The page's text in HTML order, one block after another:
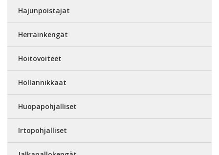
Hajunpoistajat
Herrainkengät
Hoitovoiteet
Hollannikkaat
Huopapohjalliset
Irtopohjalliset